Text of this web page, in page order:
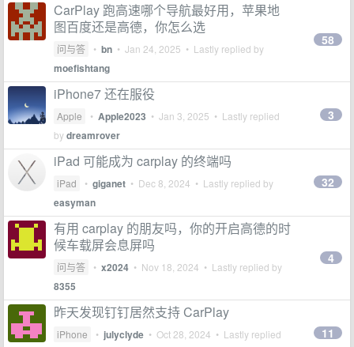
CarPlay 跑高速哪个导航最好用，苹果地
图百度还是高德，你怎么选
问与答 • bn • Jan 24, 2025 • Lastly replied by
moefishtang
58
iPhone7 还在服役
Apple • Apple2023 • Jan 3, 2025 • Lastly replied
bydreamrover
3
iPad 可能成为 carplay 的终端吗
iPad • giganet • Dec 8, 2024 • Lastly replied by
easyman
32
有用 carplay 的朋友吗，你的开启高德的时
候车载屏会息屏吗
问与答 • x2024 • Nov 18, 2024 • Lastly replied by
8355
4
昨天发现钉钉居然支持 CarPlay
iPhone • julyclyde • Oct 28, 2024 • Lastly replied
11